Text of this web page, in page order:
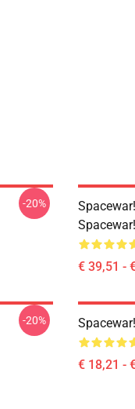
-20%
€ 39,51 -
-20%
€ 18,21 -